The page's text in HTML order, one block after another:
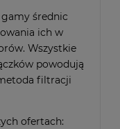
średnic
ich w
Wszystkie
powodują
filtracji
ofertach: